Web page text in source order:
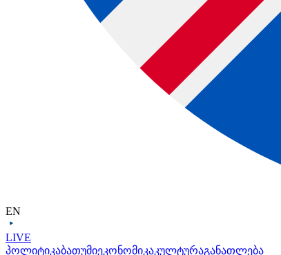
EN
LIVE
პოლიტიკაბათუმიეკონომიკაკულტურაგანათლება